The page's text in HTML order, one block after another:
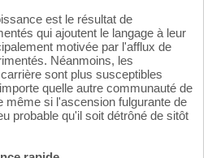
est le résultat de
qui ajoutent le langage à leur
motivée par l'afflux de
Néanmoins, les
sont plus susceptibles
quelle autre communauté de
même si l'ascension fulgurante de
probable qu'il soit détrôné de sitôt